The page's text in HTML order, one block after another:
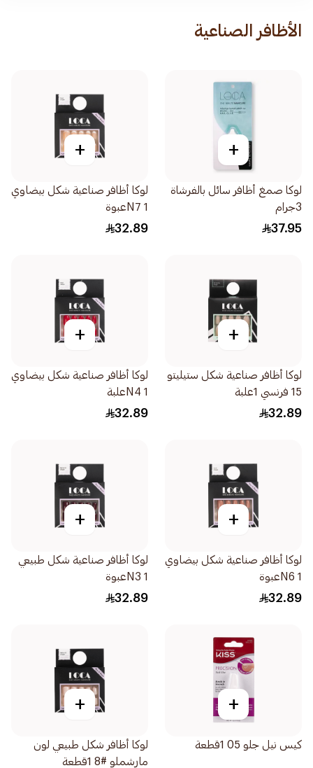
الأظافر الصناعية
+
لوكا صمغ أظافر سائل بالفرشاة
3جرام
37.95
+
لوكا أظافر صناعية شكل بيضاوي
N7 1عبوة
32.89
+
لوكا أظافر صناعية شكل ستيليتو
15 فرنسي 1علبة
32.89
+
لوكا أظافر صناعية شكل بيضاوي
N4 1علبة
32.89
+
لوكا أظافر صناعية شكل بيضاوي
N6 1عبوة
32.89
+
لوكا أظافر صناعية شكل طبيعي
N3 1عبوة
32.89
+
كيس نيل جلو 05 1قطعة
+
لوكا أظافر شكل طبيعي لون
مارشملو #8 1قطعة